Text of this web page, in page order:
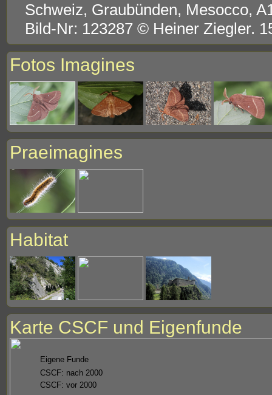
Schweiz, Graubünden, Mesocco,
Bild-Nr: 123287 © Heiner Ziegler.
Fotos Imagines
Praeimagines
Habitat
Karte CSCF und Eigenfunde
Eigene Funde
CSCF: nach 2000
CSCF: vor 2000